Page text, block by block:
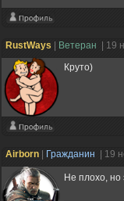
RustWays Ветеран
| 19
Круто)
Airborn Гражданин | 19
Не плохо,